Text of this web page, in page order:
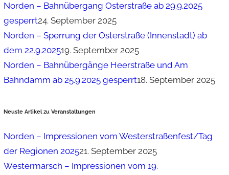
Norden – Bahnübergang Osterstraße ab 29.9.2025
gesperrt24. September 2025
Norden – Sperrung der Osterstraße (Innenstadt) ab
dem 22.9.202519. September 2025
Norden – Bahnübergänge Heerstraße und Am
Bahndamm ab 25.9.2025 gesperrt18. September 2025
Neuste Artikel zu Veranstaltungen
Norden – Impressionen vom Westerstraßenfest/Tag
der Regionen 202521. September 2025
Westermarsch – Impressionen vom 19.